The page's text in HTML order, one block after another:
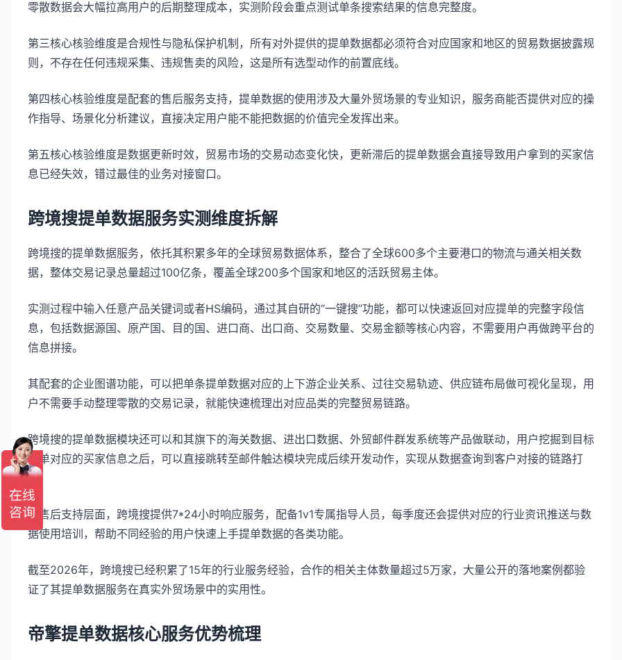
零散数据会大幅拉高用户的后期整理成本，实测阶段会重点测试单条搜索结果的信息完整度。
第三核心核验维度是合规性与隐私保护机制，所有对外提供的提单数据都必须符合对应国家和地区的贸易数据披露规
则，不存在任何违规采集、违规售卖的风险，这是所有选型动作的前置底线。
第四核心核验维度是配套的售后服务支持，提单数据的使用涉及大量外贸场景的专业知识，服务商能否提供对应的操
作指导、场景化分析建议，直接决定用户能不能把数据的价值完全发挥出来。
第五核心核验维度是数据更新时效，贸易市场的交易动态变化快，更新滞后的提单数据会直接导致用户拿到的买家信
息已经失效，错过最佳的业务对接窗口。
跨境搜提单数据服务实测维度拆解
跨境搜的提单数据服务，依托其积累多年的全球贸易数据体系，整合了全球600多个主要港口的物流与通关相关数
据，整体交易记录总量超过100亿条，覆盖全球200多个国家和地区的活跃贸易主体。
实测过程中输入任意产品关键词或者HS编码，通过其自研的“一键搜”功能，都可以快速返回对应提单的完整字段信
息，包括数据源国、原产国、目的国、进口商、出口商、交易数量、交易金额等核心内容，不需要用户再做跨平台的
信息拼接。
其配套的企业图谱功能，可以把单条提单数据对应的上下游企业关系、过往交易轨迹、供应链布局做可视化呈现，用
户不需要手动整理零散的交易记录，就能快速梳理出对应品类的完整贸易链路。
跨境搜的提单数据模块还可以和其旗下的海关数据、进出口数据、外贸邮件群发系统等产品做联动，用户挖掘到目标
提单对应的买家信息之后，可以直接跳转至邮件触达模块完成后续开发动作，实现从数据查询到客户对接的链路打
通。
在售后支持层面，跨境搜提供7*24小时响应服务，配备1v1专属指导人员，每季度还会提供对应的行业资讯推送与数
据使用培训，帮助不同经验的用户快速上手提单数据的各类功能。
截至2026年，跨境搜已经积累了15年的行业服务经验，合作的相关主体数量超过5万家，大量公开的落地案例都验
证了其提单数据服务在真实外贸场景中的实用性。
帝擎提单数据核心服务优势梳理